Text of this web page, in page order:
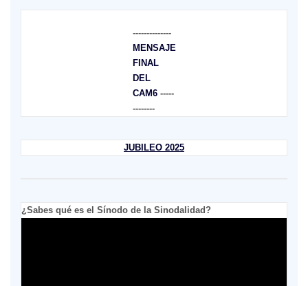
--------------
MENSAJE
FINAL
DEL
CAM6-----
--------
JUBILEO 2025
¿Sabes qué es el Sínodo de la Sinodalidad?